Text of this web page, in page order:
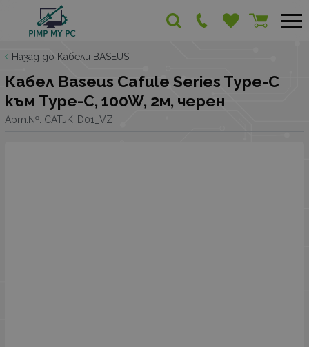
Назад до Кабели BASEUS
Кабел Baseus Cafule Series Type-C
към Type-C, 100W, 2м, черен
Арт.№: CATJK-D01_VZ